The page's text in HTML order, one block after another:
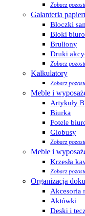
Zobacz
Galanteria
Bloczki
Bloki
Bruliony
Druki
Zobacz
Kalkulatory
Zobacz
Meble i
Artykuły
Biurka
Fotele
Globusy
Zobacz
Meble i
Krzesła
Zobacz
Organizacja
Akcesoria
Aktówki
Deski i